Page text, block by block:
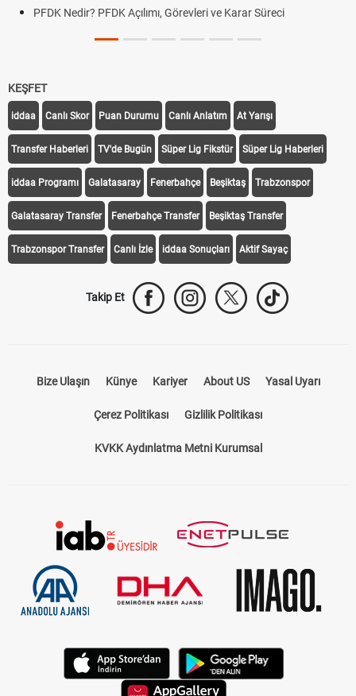
PFDK Nedir? PFDK Açılımı, Görevleri ve Karar Süreci
KEŞFET
iddaa Canlı Skor Puan Durumu Canlı Anlatım At Yarışı
Transfer Haberleri TV'de Bugün Süper Lig Fikstür Süper Lig Haberleri
iddaa Programı Galatasaray Fenerbahçe Beşiktaş Trabzonspor
Galatasaray Transfer Fenerbahçe Transfer Beşiktaş Transfer
Trabzonspor Transfer Canlı İzle iddaa Sonuçları Aktif Sayaç
Takip Et
Bize Ulaşın Künye Kariyer About US Yasal Uyarı
Çerez Politikası Gizlilik Politikası
KVKK Aydınlatma Metni Kurumsal